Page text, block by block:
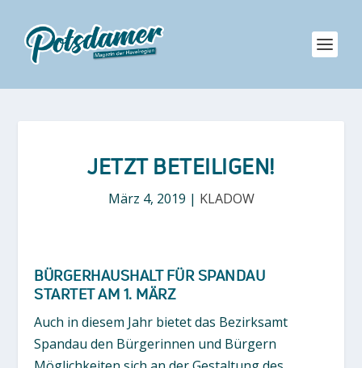
JETZT BETEILIGEN!
März 4, 2019 | KLADOW
BÜRGERHAUSHALT FÜR SPANDAU
STARTET AM 1. MÄRZ
Auch in diesem Jahr bietet das Bezirksamt
Spandau den Bürgerinnen und Bürgern